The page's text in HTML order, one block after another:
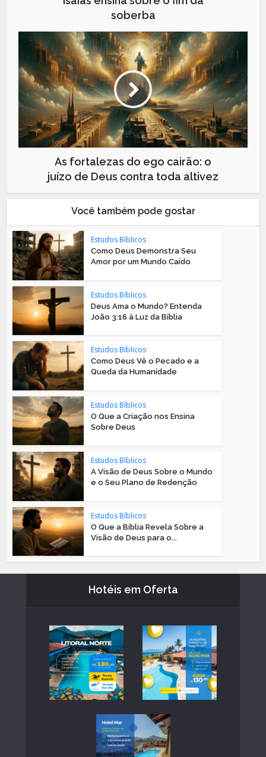
soberba
As fortalezas do ego cairão: o
juízo de Deus contra toda altivez
Você também pode gostar
Estudos Bíblicos
Como Deus Demonstra Seu
Amor por um Mundo Caído
Estudos Bíblicos
Deus Ama o Mundo? Entenda
João 3:16 à Luz da Bíblia
Estudos Bíblicos
Como Deus Vê o Pecado e a
Queda da Humanidade
Estudos Bíblicos
O Que a Criação nos Ensina
Sobre Deus
Estudos Bíblicos
A Visão de Deus Sobre o Mundo
e o Seu Plano de Redenção
Estudos Bíblicos
O Que a Bíblia Revela Sobre a
Visão de Deus para o...
Hotéis em Oferta